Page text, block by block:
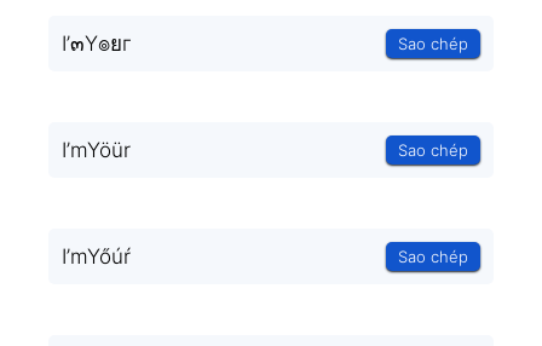
I’๓Y๏ยг Sao chép
I’mYöür Sao chép
I’mYőúŕ Sao chép